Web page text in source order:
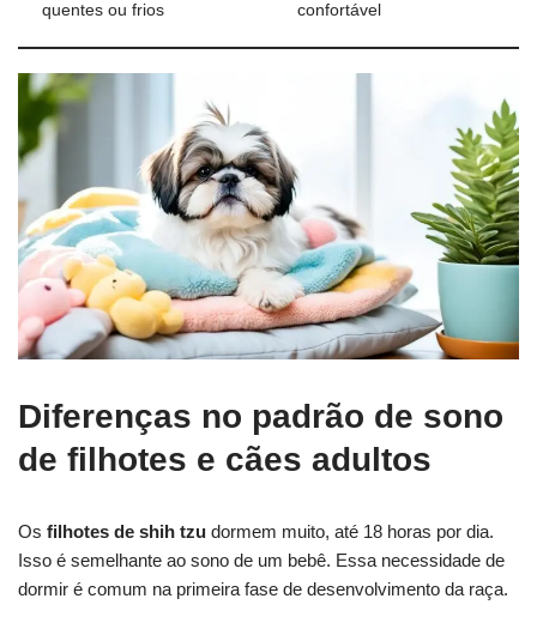
quentes ou frios
confortável
Diferenças no padrão de sono
de filhotes e cães adultos
Os filhotes de shih tzu dormem muito, até 18 horas por dia.
Isso é semelhante ao sono de um bebê. Essa necessidade de
dormir é comum na primeira fase de desenvolvimento da raça.